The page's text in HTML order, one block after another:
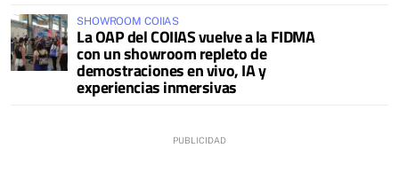
SHOWROOM COIIAS
La OAP del COIIAS vuelve a la FIDMA
con un showroom repleto de
demostraciones en vivo, IA y
experiencias inmersivas